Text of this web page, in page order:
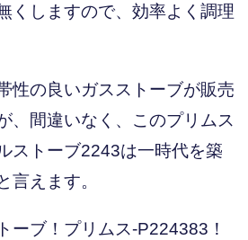
くしますので、効率よく調理
性の良いガスストーブが販売
、間違いなく、このプリムス
ストーブ2243は一時代を築
言えます。
ーブ！プリムス-P224383！